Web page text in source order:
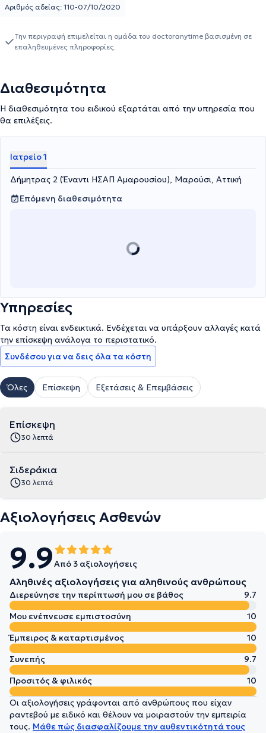
aligners (Διαφανείς Ορθοδοντικοί νάρθηκες). Βασικό μέλημα είναι
Αριθμός αδείας: 110-07/10/2020
Την περιγραφή επιμελείται η ομάδα του doctoranytime βασισμένη σε
επαληθευμένες πληροφορίες.
Διαθεσιμότητα
Η διαθεσιμότητα του ειδικού εξαρτάται από την υπηρεσία που
θα επιλέξεις.
Ιατρείο 1
Δήμητρας 2 (Έναντι ΗΣΑΠ Αμαρουσίου), Μαρούσι, Αττική
Επόμενη διαθεσιμότητα
Υπηρεσίες
Τα κόστη είναι ενδεικτικά. Ενδέχεται να υπάρξουν αλλαγές κατά
την επίσκεψη ανάλογα το περιστατικό.
Συνδέσου για να δεις όλα τα κόστη
Όλες Επίσκεψη Εξετάσεις & Επεμβάσεις
Επίσκεψη
30 λεπτά
Σιδεράκια
30 λεπτά
Αξιολογήσεις Ασθενών
9.9Από 3 αξιολογήσεις
Αληθινές αξιολογήσεις για αληθινούς ανθρώπους
Διερεύνησε την περίπτωσή μου σε βάθος
9.7
Μου ενέπνευσε εμπιστοσύνη
10
Έμπειρος & καταρτισμένος
10
Συνεπής
9.7
Προσιτός & φιλικός
10
Οι αξιολογήσεις γράφονται από ανθρώπους που είχαν
ραντεβού με ειδικό και θέλουν να μοιραστούν την εμπειρία
τους. Μάθε πώς διασφαλίζουμε την αυθεντικότητά τους